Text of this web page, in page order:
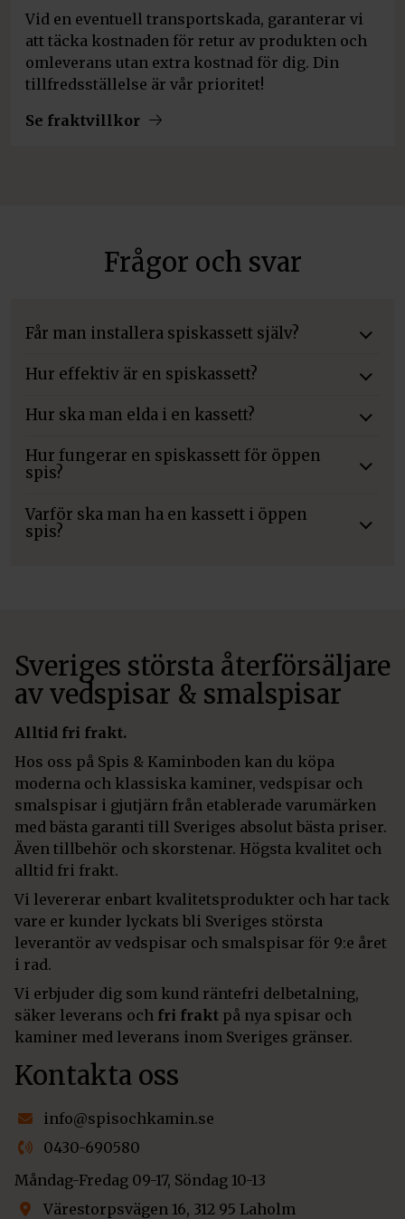
Vid en eventuell transportskada, garanterar vi
att täcka kostnaden för retur av produkten och
omleverans utan extra kostnad för dig. Din
tillfredsställelse är vår prioritet!
Se fraktvillkor
Frågor och svar
Får man installera spiskassett själv?
Hur effektiv är en spiskassett?
Hur ska man elda i en kassett?
Hur fungerar en spiskassett för öppen
spis?
Varför ska man ha en kassett i öppen
spis?
Sveriges största återförsäljare
av vedspisar & smalspisar
Alltid fri frakt.
Hos oss på Spis & Kaminboden kan du köpa
moderna och klassiska kaminer, vedspisar och
smalspisar i gjutjärn från etablerade varumärken
med bästa garanti till Sveriges absolut bästa priser.
Även tillbehör och skorstenar. Högsta kvalitet och
alltid fri frakt.
Vi levererar enbart kvalitetsprodukter och har tack
vare er kunder lyckats bli Sveriges största
leverantör av vedspisar och smalspisar för 9:e året
i rad.
Vi erbjuder dig som kund räntefri delbetalning,
säker leverans och fri frakt på nya spisar och
kaminer med leverans inom Sveriges gränser.
Kontakta oss
info@spisochkamin.se
0430-690580
Måndag-Fredag 09-17, Söndag 10-13
Värestorpsvägen 16, 312 95 Laholm